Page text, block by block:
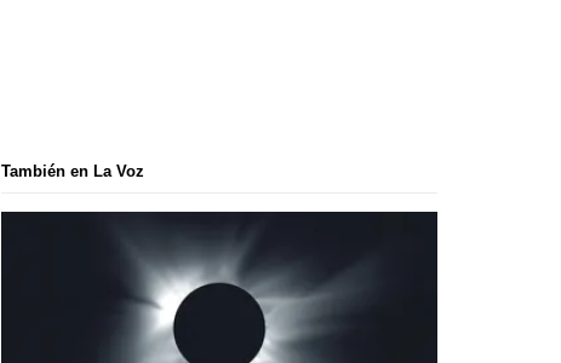
También en La Voz